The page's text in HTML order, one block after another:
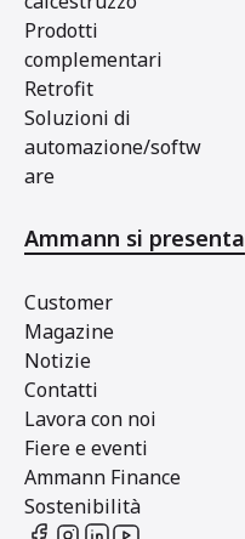
Prodotti
complementari
Retrofit
Soluzioni di
automazione/softw
are
Ammann si presenta
Customer
Magazine
Notizie
Contatti
Lavora con noi
Fiere e eventi
Ammann Finance
Sostenibilità